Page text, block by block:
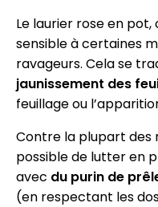
Le laurier rose en
sensible à certaines
ravageurs. Cela se
jaunissement des
feuillage ou
Contre la plupart des
possible de lutter en
avec du purin de
(en respectant les